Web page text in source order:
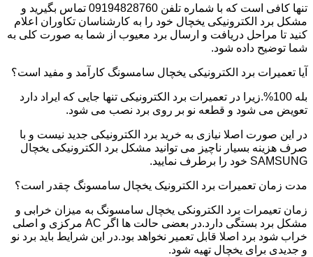
تنها کافی است که با شماره تلفن 09194828760 تماس بگیرید و
مشکل برد الکترونیکی یخچال خود را به کارشناسان تکاوران اعلام
کنید تا مراحل دریافت و ارسال برد معیوب از شما به صورت کلی به
شما توضیح داده شود.
آیا تعمیرات برد الکترونیکی یخچال سامسونگ کارآمد و مفید است؟
بله 100%.زیرا در تعمیرات برد الکترونیکی تنها جایی که ایراد دارد
تعویض می شود و قطعه نو بر روی برد نصب می شود.
در این صورت اصلا نیازی به خرید برد الکترونیکی جدید نیست و با
صرف هزینه بسیار ناچیز می توانید مشکل برد الکترونیکی یخچال
SAMSUNG خود را برطرف نمایید.
مدت زمان تعمیرات برد الکترونیک یخچال سامسونگ چقدر است؟
زمان تعیمرات برد الکترونکی یخچال سامسونگ به میزان خرابی و
مشکل برد بستگی دارد.در بعضی حالت ها اگر AC مرکزی و اصلی
خراب شود برد اصلا قابل تعمیر نخواهد بود.در این شرایط باید برد نو
و جدیدی برای یخچال تهیه شود.